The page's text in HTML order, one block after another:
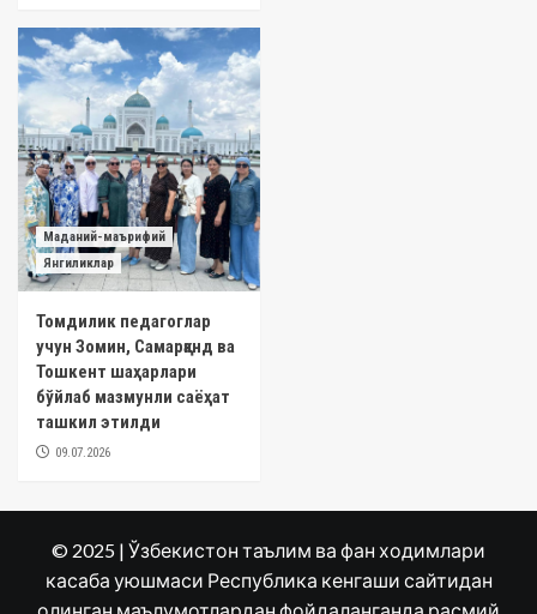
Маданий-маърифий
Янгиликлар
Томдилик педагоглар
учун Зомин, Самарқанд ва
Тошкент шаҳарлари
бўйлаб мазмунли саёҳат
ташкил этилди
09.07.2026
© 2025 | Ўзбекистон таълим ва фан ходимлари
касаба уюшмаси Республика кенгаши сайтидан